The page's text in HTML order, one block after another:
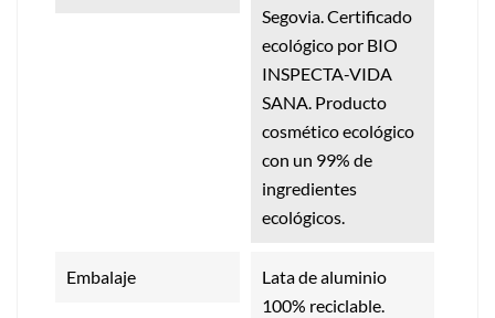
Segovia. Certificado
ecológico por BIO
INSPECTA-VIDA
SANA. Producto
cosmético ecológico
con un 99% de
ingredientes
ecológicos.
Embalaje
Lata de aluminio
100% reciclable.